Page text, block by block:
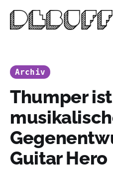
Archiv
Thumper
Guitar Hero